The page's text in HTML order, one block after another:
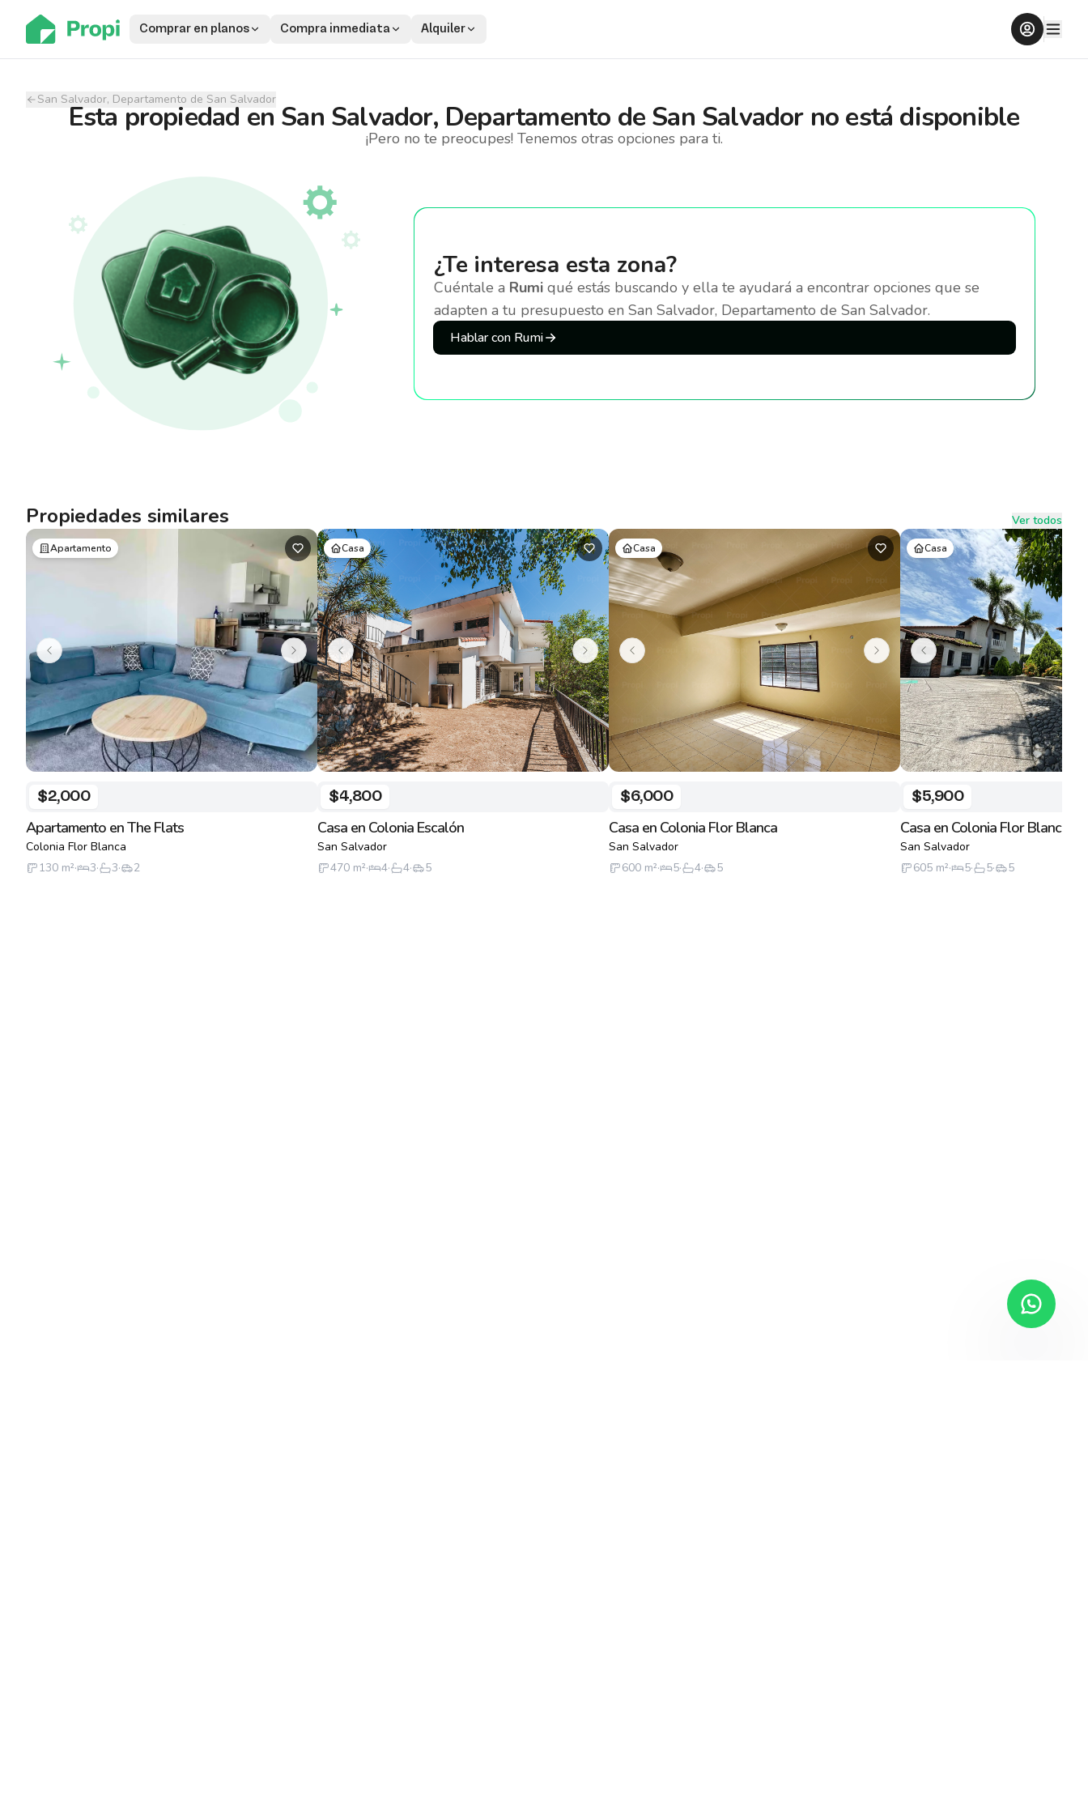
Comprar en planos Compra inmediata Alquiler
San Salvador, Departamento de San Salvador
Esta propiedad en San Salvador, Departamento de San Salvador no está disponible
¡Pero no te preocupes! Tenemos otras opciones para ti.
¿Te interesa esta zona?
Cuéntale a Rumi qué estás buscando y ella te ayudará a encontrar opciones que se
adapten a tu presupuesto en San Salvador, Departamento de San Salvador.
Hablar con Rumi
Propiedades similares Ver todos
Apartamento
$2,000
Apartamento en The Flats
Colonia Flor Blanca
130 m²· 3· 3· 2
Casa
$4,800
Casa en Colonia Escalón
San Salvador
470 m²· 4· 4· 5
Casa
$6,000
Casa en Colonia Flor Blanca
San Salvador
600 m²· 5· 4· 5
Casa
$5,900
Casa en Colonia Flor Blanca
San Salvador
605 m²· 5· 5· 5